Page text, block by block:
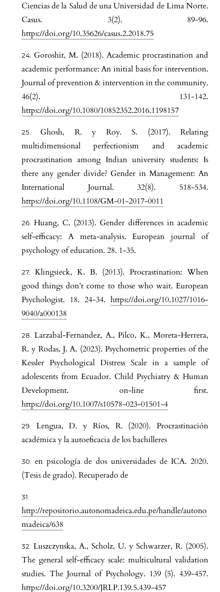
Ciencias de la Salud de una Universidad de Lima Norte.
Casus. 3(2). 89-96.
https://doi.org/10.35626/casus.2.2018.75
Goroshit, M. (2018). Academic procrastination and
academic performance: An initial basis for intervention.
Journal of prevention & intervention in the community.
46(2). 131-142.
https://doi.org/10.1080/10852352.2016.1198157
Ghosh, R. y Roy. S. (2017). Relating
multidimensional perfectionism and academic
procrastination among Indian university students: Is
there any gender divide? Gender in Management: An
International Journal. 32(8). 518-534.
https://doi.org/10.1108/GM-01-2017-0011
Huang, C. (2013). Gender differences in academic
self-efficacy: A meta-analysis. European journal of
psychology of education. 28. 1-35.
Klingsieck, K. B. (2013). Procrastination: When
good things don’t come to those who wait. European
Psychologist. 18. 24-34. https://doi.org/10.1027/1016-
9040/a000138
Larzabal-Fernandez, A., Pilco, K., Moreta-Herrera,
R. y Rodas, J. A. (2023). Psychometric properties of the
Kessler Psychological Distress Scale in a sample of
adolescents from Ecuador. Child Psychiatry & Human
Development. on-line first.
https://doi.org/10.1007/s10578-023-01501-4
Lengua, D. y Ríos, R. (2020). Procrastinación
académica y la autoeficacia de los bachilleres
en psicología de dos universidades de ICA. 2020.
(Tesis de grado). Recuperado de
http://repositorio.autonomadeica.edu.pe/handle/autono
madeica/638
Luszczynska, A., Scholz, U. y Schwarzer, R. (2005).
The general self-efficacy scale: multicultural validation
studies. The Journal of Psychology. 139 (5). 439-457.
https://doi.org/10.3200/JRLP.139.5.439-457